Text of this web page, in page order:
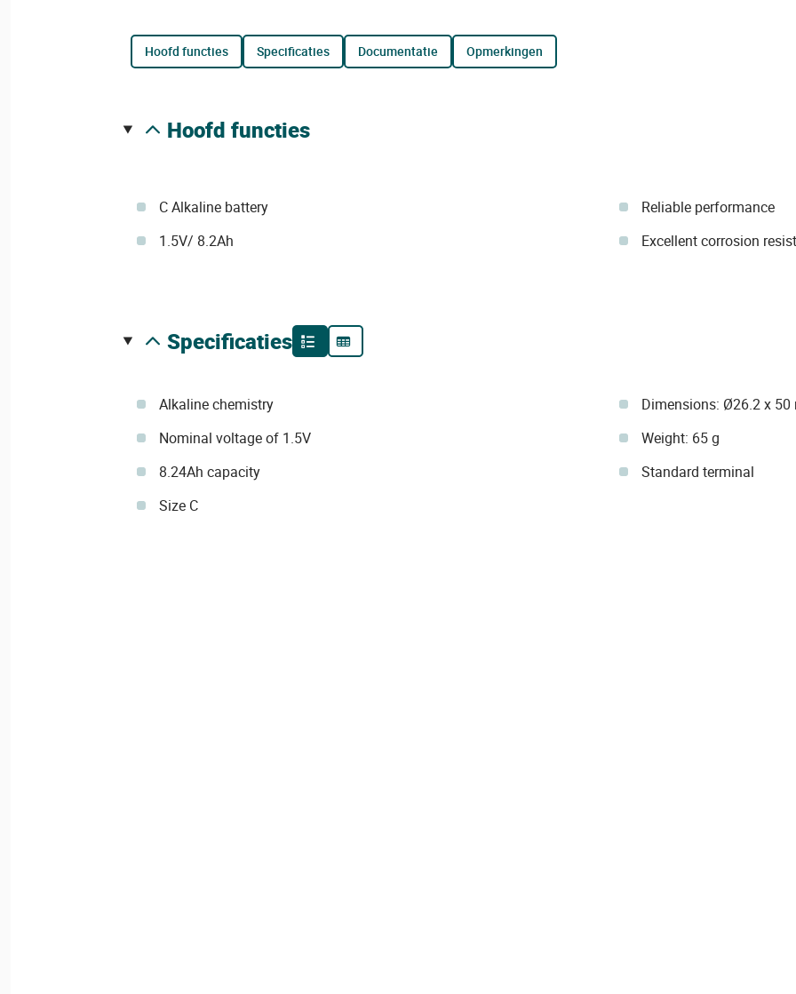
hoofd functies specificaties documentatie opmerkingen
hoofd functies
C Alkaline battery
1.5V/ 8.2Ah
Reliable performance
Excellent corrosion
specificaties
Alkaline chemistry
Nominal voltage of 1.5V
8.24Ah capacity
Size C
Dimensions: Ø26.2 x 50
Weight: 65 g
Standard terminal